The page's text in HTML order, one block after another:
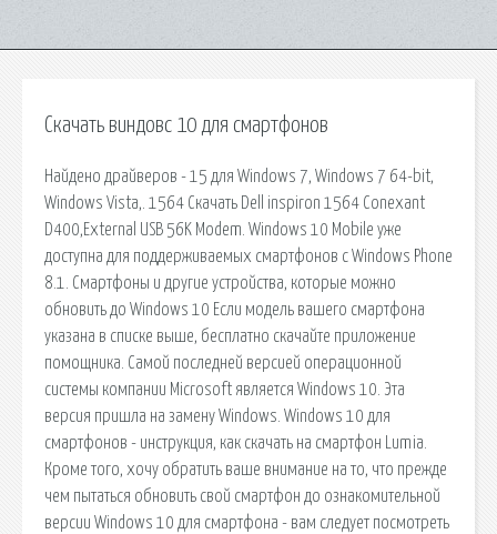
Скачать виндовс 10 для смартфонов
Найдено драйверов - 15 для Windows 7, Windows 7 64-bit,
Windows Vista,. 1564 Скачать Dell inspiron 1564 Conexant
D400,External USB 56K Modem. Windows 10 Mobile уже
доступна для поддерживаемых смартфонов с Windows Phone
8.1. Смартфоны и другие устройства, которые можно
обновить до Windows 10 Если модель вашего смартфона
указана в списке выше, бесплатно скачайте приложение
помощника. Самой последней версией операционной
системы компании Microsoft является Windows 10. Эта
версия пришла на замену Windows. Windows 10 для
смартфонов - инструкция, как скачать на смартфон Lumia.
Кроме того, хочу обратить ваше внимание на то, что прежде
чем пытаться обновить свой смартфон до ознакомительной
версии Windows 10 для смартфона - вам следует посмотреть